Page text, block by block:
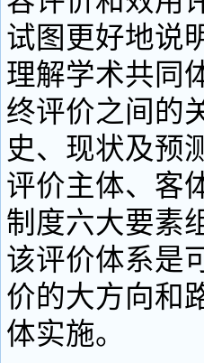
试图更好地说
理解学术共同
终评价之间的
史、现状及预
评价主体、客
制度六大要素
该评价体系是
价的大方向和
体实施。